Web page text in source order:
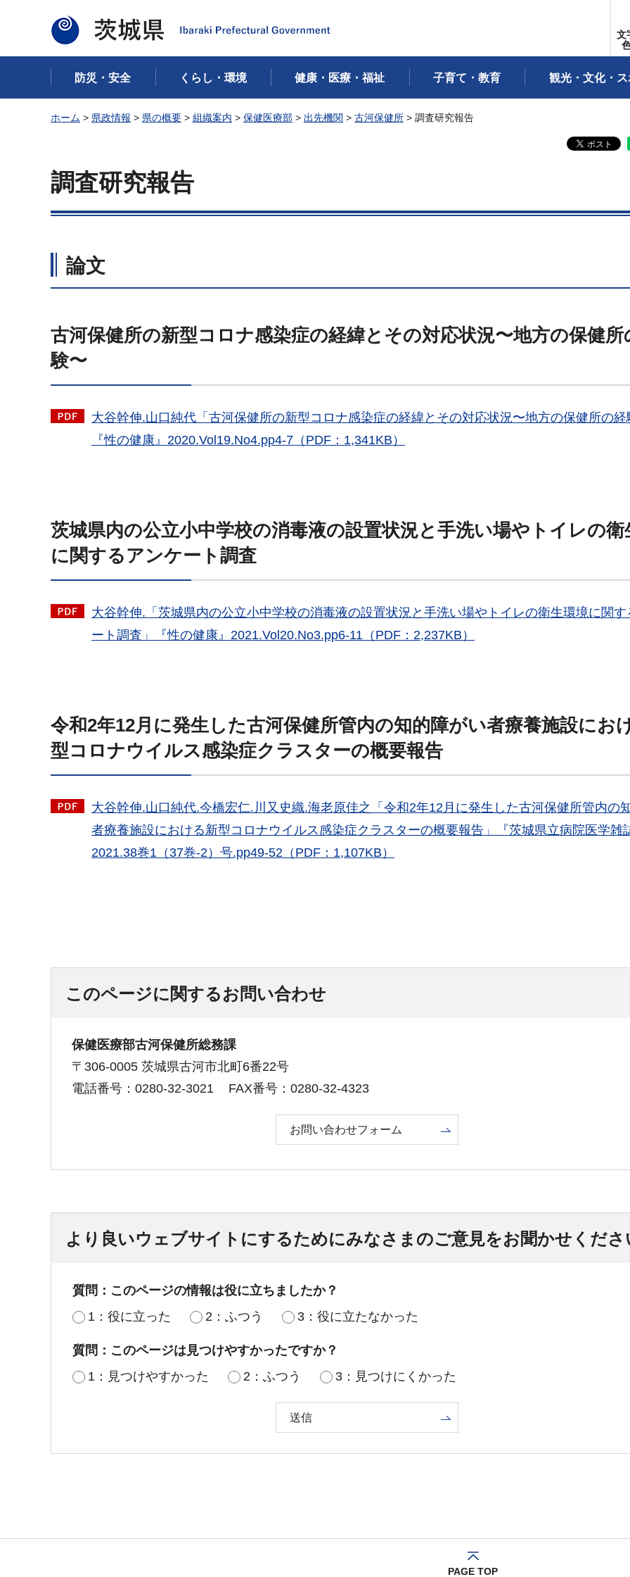
茨城県
文
防災・安全 くらし・環境 健康・医療・福祉 子育て・教育 観光・文化・
ホーム > 県政情報 > 県の概要 > 組織案内 > 保健医療部 > 出先機関 > 古河保健所 > 調査研究報告
調査研究報告
論文
古河保健所の新型コロナ感染症の経緯とその対応状況〜地方の保健所
験〜
大谷幹伸.山口純代「古河保健所の新型コロナ感染症の経緯とその対応状況〜地方の保健所の経
『性の健康』2020.Vol19.No4.pp4-7（PDF：1,341KB）
茨城県内の公立小中学校の消毒液の設置状況と手洗い場やトイレの衛
に関するアンケート調査
大谷幹伸.「茨城県内の公立小中学校の消毒液の設置状況と手洗い場やトイレの衛生環境に関す
ート調査」『性の健康』2021.Vol20.No3.pp6-11（PDF：2,237KB）
令和2年12月に発生した古河保健所管内の知的障がい者療養施設にお
型コロナウイルス感染症クラスターの概要報告
大谷幹伸.山口純代.今橋宏仁.川又史織.海老原佳之「令和2年12月に発生した古河保健所管内の
者療養施設における新型コロナウイルス感染症クラスターの概要報告」『茨城県立病院医学雑
2021.38巻1（37巻-2）号.pp49-52（PDF：1,107KB）
このページに関するお問い合わせ
保健医療部古河保健所総務課
〒306-0005 茨城県古河市北町6番22号
電話番号：0280-32-3021
FAX番号：0280-32-4323
お問い合わせフォーム
より良いウェブサイトにするためにみなさまのご意見をお聞かせくださ
質問：このページの情報は役に立ちましたか？
1：役に立った
2：ふつう 3：役に立たなかった
質問：このページは見つけやすかったですか？
1：見つけやすかった
2：ふつう 3：見つけにくかった
PAGE TOP